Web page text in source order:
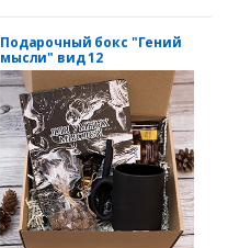
Подарочный бокс "Гений
мысли" вид 12